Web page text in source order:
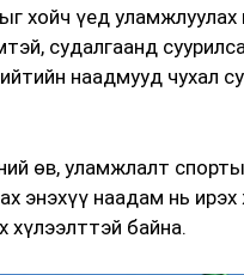
хойч үед
судалгаанд
наадмууд чухал
өв, уламжлалт
энэхүү наадам нь
хүлээлттэй байна.